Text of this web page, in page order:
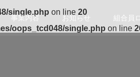
事業内容 お知らせ 組合員
single.php on line 20
oops_tcd048/single.php on line